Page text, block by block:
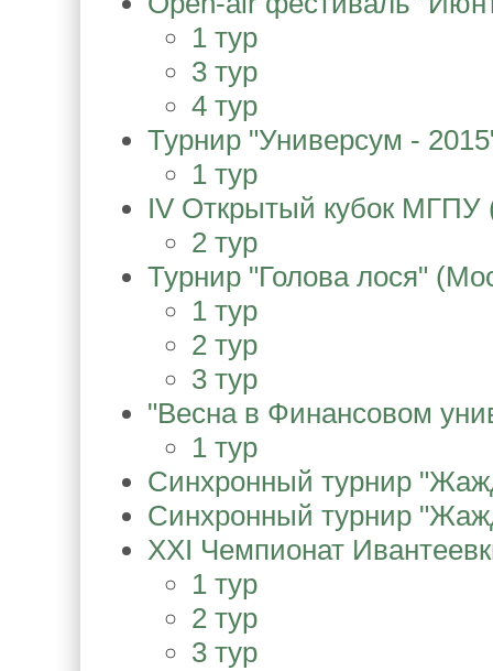
1 тур
3 тур
4 тур
Турнир "Универсум -
1 тур
IV Открытый кубок МГПУ
2 тур
Турнир "Голова лося"
1 тур
2 тур
3 тур
"Весна в Финансовом
1 тур
Синхронный турнир
Синхронный турнир
XXI Чемпионат
1 тур
2 тур
3 тур